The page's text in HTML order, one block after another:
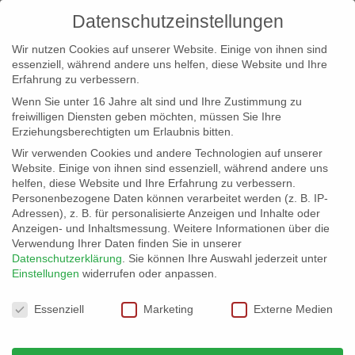
info@erfolgreich-events.de
+4940 46 777 230
Elbblick
Direkt an der Elbphilharmonie
Datenschutzeinstellungen
Wir nutzen Cookies auf unserer Website. Einige von ihnen sind
essenziell, während andere uns helfen, diese Website und Ihre
Erfahrung zu verbessern.
Wenn Sie unter 16 Jahre alt sind und Ihre Zustimmung zu
freiwilligen Diensten geben möchten, müssen Sie Ihre
Erziehungsberechtigten um Erlaubnis bitten.
Wir verwenden Cookies und andere Technologien auf unserer
Website. Einige von ihnen sind essenziell, während andere uns
helfen, diese Website und Ihre Erfahrung zu verbessern.
Personenbezogene Daten können verarbeitet werden (z. B. IP-
Adressen), z. B. für personalisierte Anzeigen und Inhalte oder
Anzeigen- und Inhaltsmessung. Weitere Informationen über die
Verwendung Ihrer Daten finden Sie in unserer
Datenschutzerklärung
Sie können Ihre Auswahl jederzeit unter
Einstellungen widerrufen oder anpassen.
Datenschutzeinstellungen
Essenziell Marketing Externe Medien